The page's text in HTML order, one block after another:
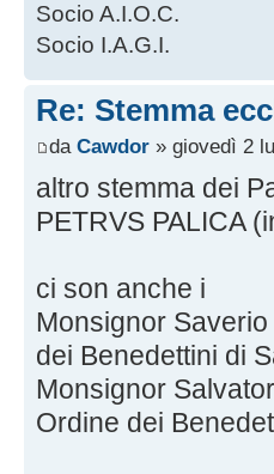
Socio A.I.O.C.
Socio I.A.G.I.
Re: Stemma
da Cawdor » giovedì 2
altro stemma dei
PETRVS PALICA
ci son anche i
Monsignor
dei Benedettini di
Monsignor
Ordine dei